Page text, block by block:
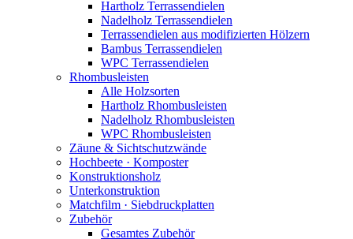
Hartholz Terrassendielen
Nadelholz Terrassendielen
Terrassendielen aus modifizierten Hölzern
Bambus Terrassendielen
WPC Terrassendielen
Rhombusleisten
Alle Holzsorten
Hartholz Rhombusleisten
Nadelholz Rhombusleisten
WPC Rhombusleisten
Zäune & Sichtschutzwände
Hochbeete · Komposter
Konstruktionsholz
Unterkonstruktion
Matchfilm · Siebdruckplatten
Zubehör
Gesamtes Zubehör